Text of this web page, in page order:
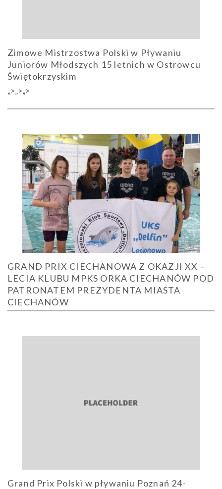
Zimowe Mistrzostwa Polski w Pływaniu
Juniorów Młodszych 15 letnich w Ostrowcu
Świętokrzyskim
„>„>„>
GRAND PRIX CIECHANOWA Z OKAZJI XX –
LECIA KLUBU MPKS ORKA CIECHANÓW POD
PATRONATEM PREZYDENTA MIASTA
CIECHANÓW
Grand Prix Polski w pływaniu Poznań 24-